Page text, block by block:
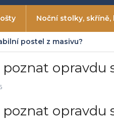
Noční stolky, skříně,
postel z masivu?
poznat opravdu
poznat opravdu